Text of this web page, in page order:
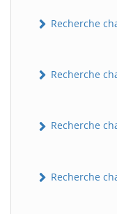
Recherche
Recherche
Recherche
Recherche
B BatiWebPro
Assistant en